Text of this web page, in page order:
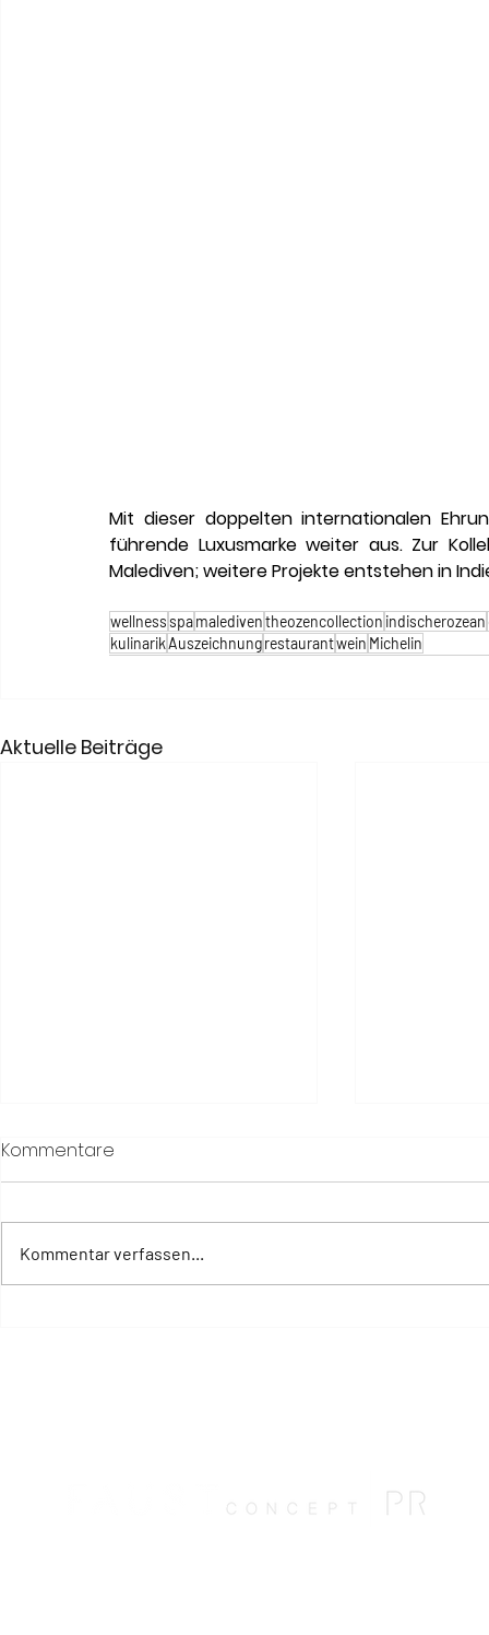
Mit dieser doppelten internationalen
führende Luxusmarke weiter aus. Zur
Malediven; weitere Projekte entstehen in
wellnessspamalediventheozencollection indischerozean
kulinarikAuszeichnungrestaurantwein Michelin
Aktuelle Beiträge
Kommentare
Kommentar verfassen...